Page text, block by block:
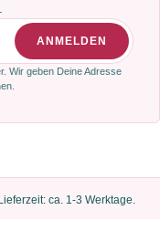
ANMELDEN
Wir geben Deine Adresse
ca. 1-3 Werktage.